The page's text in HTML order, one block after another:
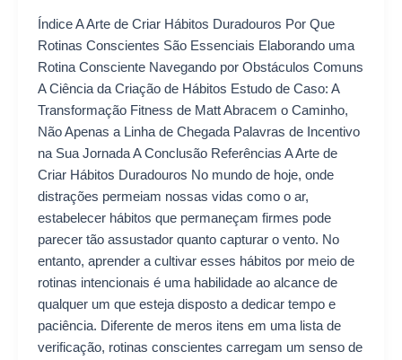
Índice A Arte de Criar Hábitos Duradouros Por Que
Rotinas Conscientes São Essenciais Elaborando uma
Rotina Consciente Navegando por Obstáculos Comuns
A Ciência da Criação de Hábitos Estudo de Caso: A
Transformação Fitness de Matt Abracem o Caminho,
Não Apenas a Linha de Chegada Palavras de Incentivo
na Sua Jornada A Conclusão Referências A Arte de
Criar Hábitos Duradouros No mundo de hoje, onde
distrações permeiam nossas vidas como o ar,
estabelecer hábitos que permaneçam firmes pode
parecer tão assustador quanto capturar o vento. No
entanto, aprender a cultivar esses hábitos por meio de
rotinas intencionais é uma habilidade ao alcance de
qualquer um que esteja disposto a dedicar tempo e
paciência. Diferente de meros itens em uma lista de
verificação, rotinas conscientes carregam um senso de